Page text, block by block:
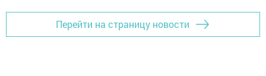
Перейти на страницу новости